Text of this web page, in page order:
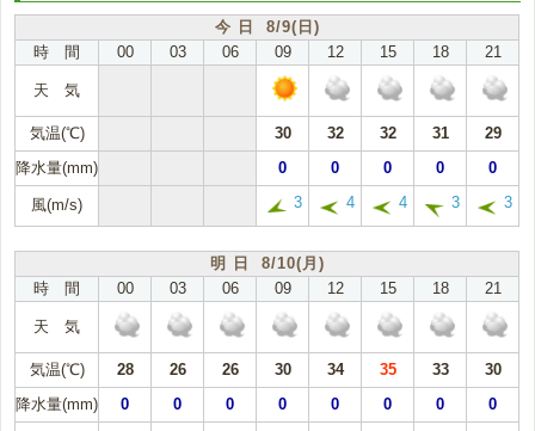
今 日 8/9(日)
時 間
00 03 06 09 12 15 18 21
天 気
気温(℃) 30 32 32 31
29
降水量(mm)
0 0 0 0 0
風(m/s) 3 4 4 3 3
明 日 8/10(月)
時 間
00 03 06 09 12 15 18 21
天 気
気温(℃) 28 26 26 30 34 35 33
30
降水量(mm)
0 0 0 0 0 0 0 0